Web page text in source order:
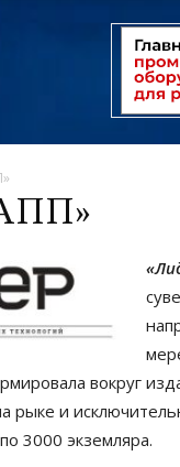
вокруг
рыке и
3000 экземляра.